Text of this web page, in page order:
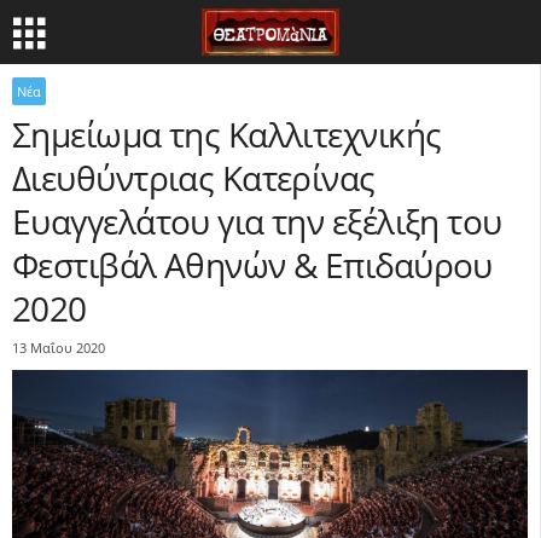
Νέα
Σημείωμα της Καλλιτεχνικής
Διευθύντριας Κατερίνας
Ευαγγελάτου για την εξέλιξη του
Φεστιβάλ Αθηνών & Επιδαύρου
2020
13 Μαΐου 2020